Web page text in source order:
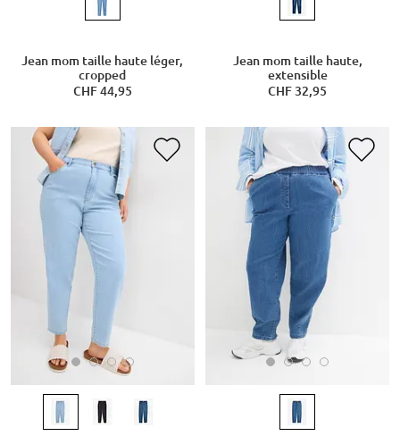
Jean mom taille haute léger,
cropped
CHF 44,95
Jean mom taille haute,
extensible
CHF 32,95